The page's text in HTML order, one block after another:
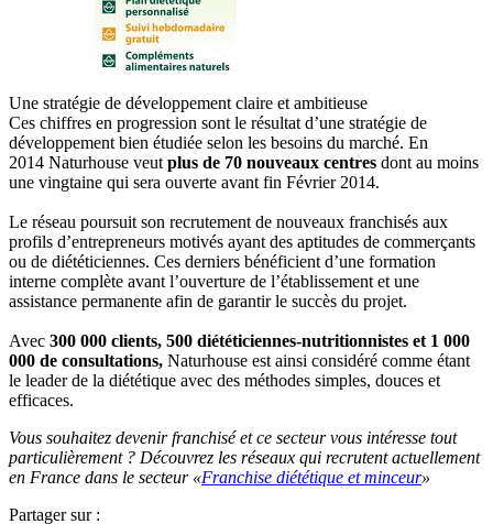
Une stratégie de développement claire et ambitieuse
Ces chiffres en progression sont le résultat d’une stratégie de
développement bien étudiée selon les besoins du marché. En
2014 Naturhouse veut plus de 70 nouveaux centres dont au moins
une vingtaine qui sera ouverte avant fin Février 2014.
Le réseau poursuit son recrutement de nouveaux franchisés aux
profils d’entrepreneurs motivés ayant des aptitudes de commerçants
ou de diététiciennes. Ces derniers bénéficient d’une formation
interne complète avant l’ouverture de l’établissement et une
assistance permanente afin de garantir le succès du projet.
Avec 300 000 clients, 500 diététiciennes-nutritionnistes et 1 000
000 de consultations, Naturhouse est ainsi considéré comme étant
le leader de la diététique avec des méthodes simples, douces et
efficaces.
Vous souhaitez devenir franchisé et ce secteur vous intéresse tout
particulièrement ? Découvrez les réseaux qui recrutent actuellement
en France dans le secteur «Franchise diététique et minceur»
Partager sur :